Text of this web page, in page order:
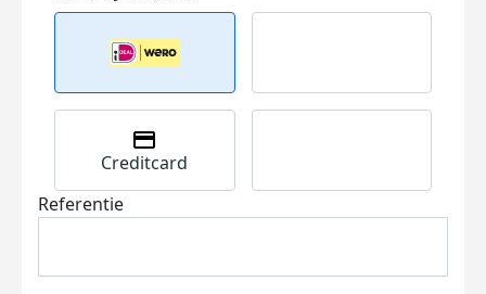
Creditcard
Referentie